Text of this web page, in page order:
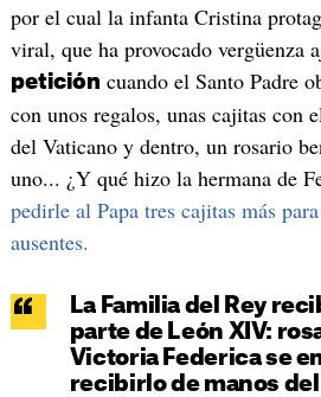
por el cual la infanta Cristina
viral, que ha provocado vergüenza
petición cuando el Santo Padre
con unos regalos, unas cajitas con
del Vaticano y dentro, un rosario
uno... ¿Y qué hizo la hermana de
pedirle al Papa tres cajitas más
ausentes.
La Familia del Rey
parte de León XIV:
Victoria Federica se
recibirlo de manos